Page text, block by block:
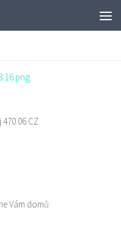
470 06 CZ
Vám domů